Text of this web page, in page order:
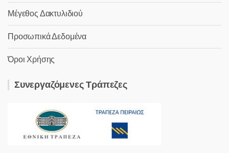
Μέγεθος Δακτυλιδιού
Προσωπικά Δεδομένα
Όροι Χρήσης
Συνεργαζόμενες Τράπεζες